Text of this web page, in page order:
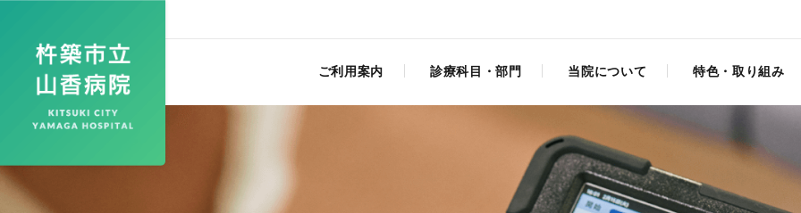
ご利用案内 診療科目・部門 当院について 特色・取り組み